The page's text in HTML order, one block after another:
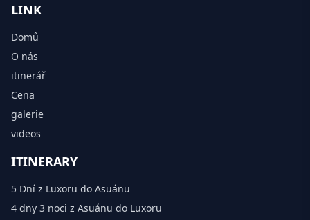
LINK
Domů
O nás
itinerář
Cena
galerie
videos
ITINERARY
5 Dní z Luxoru do Asuánu
4 dny 3 noci z Asuánu do Luxoru